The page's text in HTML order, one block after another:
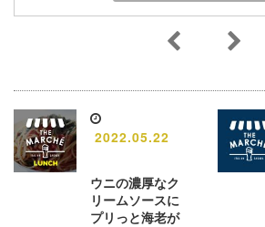
2022.05.22
ウニの濃厚なク
リームソースに
プリっと海老が